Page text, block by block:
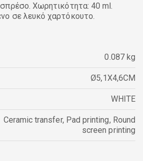
Χωρητικότητα: 40 ml.
σε λευκό χαρτόκουτο.
0.087 kg
Ø5,1X4,6CM
WHITE
Ceramic transfer, Pad printing, Round
screen printing